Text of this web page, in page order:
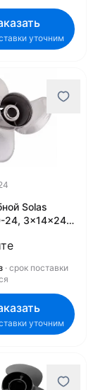
уточним
Solas
24, 3x14x24
· срок поставки
уточним